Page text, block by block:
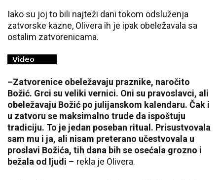
Iako su joj to bili najteži dani tokom odsluženja
zatvorske kazne, Olivera ih je ipak obeležavala sa
ostalim zatvorenicama.
–Zatvorenice obeležavaju praznike, naročito
Božić. Grci su veliki vernici. Oni su pravoslavci, ali
obeležavaju Božić po julijanskom kalendaru. Čak i
u zatvoru se maksimalno trude da ispoštuju
tradiciju. To je jedan poseban ritual. Prisustvovala
sam mu i ja, ali nisam preterano učestvovala u
proslavi Božića, tih dana bih se osećala grozno i
bežala od ljudi – rekla je Olivera.